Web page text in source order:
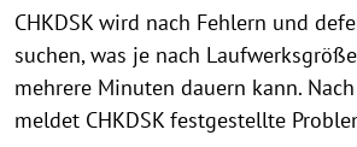
CHKDSK wird nach Fehlern und
suchen, was je nach
mehrere Minuten dauern kann.
meldet CHKDSK festgestellte